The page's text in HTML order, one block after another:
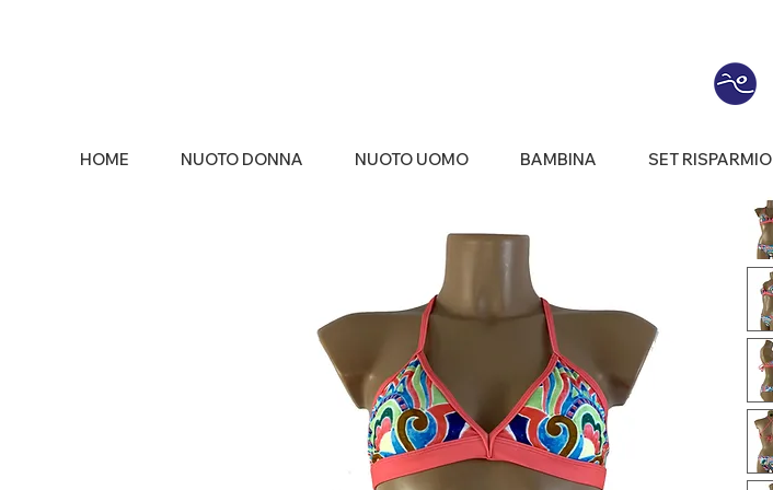
HOME NUOTO DONNA NUOTO UOMO BAMBINA SET RISPARMIO